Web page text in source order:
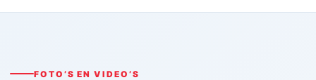
FOTO’S EN VIDEO’S